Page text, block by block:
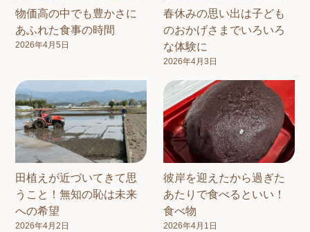
物価高の中でも豊かさに
あふれた食事の時間
2026年4月5日
春休みの思い出は子ども
のおかげさまでいろいろ
な体験に
2026年4月3日
田植えが近づいてきて思
うこと！無知の恥は未来
への希望
2026年4月2日
彼岸を迎えたから過ぎた
あたりで食べるといい！
食べ物
2026年4月1日